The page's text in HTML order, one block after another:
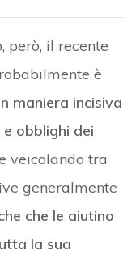
però, il recente
è
maniera incisiva
obblighi dei
veicolando tra
generalmente
che le aiutino
la sua